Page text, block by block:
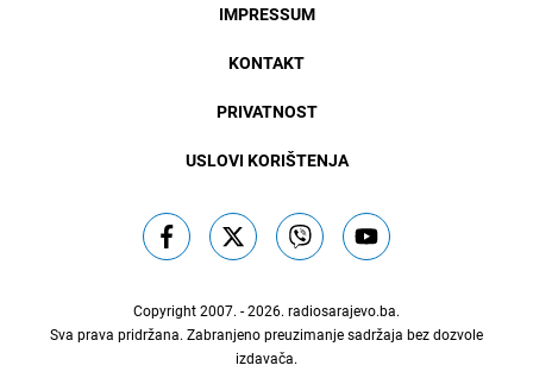
IMPRESSUM
KONTAKT
PRIVATNOST
USLOVI KORIŠTENJA
Copyright 2007. - 2026. radiosarajevo.ba.
Sva prava pridržana. Zabranjeno preuzimanje sadržaja bez dozvole
izdavača.